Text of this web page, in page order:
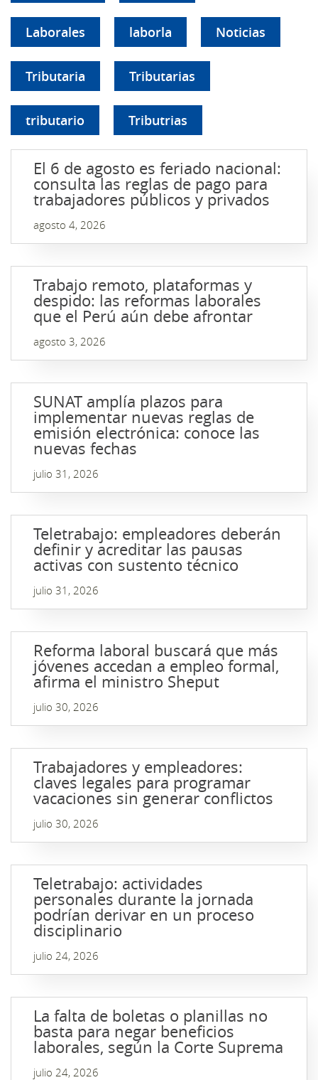
Laborales laborla Noticias
Tributaria Tributarias
tributario Tributrias
El 6 de agosto es feriado nacional:
consulta las reglas de pago para
trabajadores públicos y privados
agosto 4, 2026
Trabajo remoto, plataformas y
despido: las reformas laborales
que el Perú aún debe afrontar
agosto 3, 2026
SUNAT amplía plazos para
implementar nuevas reglas de
emisión electrónica: conoce las
nuevas fechas
julio 31, 2026
Teletrabajo: empleadores deberán
definir y acreditar las pausas
activas con sustento técnico
julio 31, 2026
Reforma laboral buscará que más
jóvenes accedan a empleo formal,
afirma el ministro Sheput
julio 30, 2026
Trabajadores y empleadores:
claves legales para programar
vacaciones sin generar conflictos
julio 30, 2026
Teletrabajo: actividades
personales durante la jornada
podrían derivar en un proceso
disciplinario
julio 24, 2026
La falta de boletas o planillas no
basta para negar beneficios
laborales, según la Corte Suprema
julio 24, 2026